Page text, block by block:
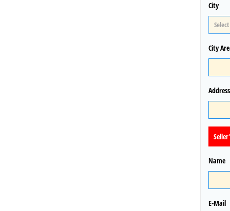
City
City
Address
Name
E-Mail